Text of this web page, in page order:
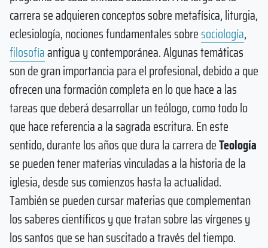
carrera se adquieren conceptos sobre metafísica, liturgia,
eclesiología, nociones fundamentales sobresociología,
filosofíaantigua y contemporánea. Algunas temáticas
son de gran importancia para el profesional, debido a que
ofrecen una formación completa en lo que hace a las
tareas que deberá desarrollar un teólogo, como todo lo
que hace referencia a la sagrada escritura. En este
sentido, durante los años que dura la carrera deTeología
se pueden tener materias vinculadas a la historia de la
iglesia, desde sus comienzos hasta la actualidad.
También se pueden cursar materias que complementan
los saberes científicos y que tratan sobre las vírgenes y
los santos que se han suscitado a través del tiempo.